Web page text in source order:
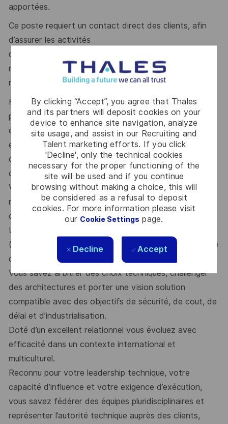
By clicking “Accept”, you agree that Thales
and its partners will deposit cookies on your
device to enhance site navigation, analyze
site usage, and assist in our Recruiting and
Talent marketing efforts. If you click
'Decline', only the technical cookies
necessary for the proper functioning of the
site will be used and if you continue
browsing without making a choice, this will
be considered as a refusal to deposit
cookies. For more information please visit
our Cookie Settings page.
Decline Accept
apportées.
Ce poste requiert un contact direct des clients, afin
d’assurer les activités
d’accompagnement, d’évaluation et de pilotage et
nécessite donc des déplacements et des séjours
réguliers sur site (Moyen-Orient).
Fort(e) d’une expérience significative en architecture
produit, en ingénierie systèmecybersécurité ou en
évaluation de sécurité, idéalement dans des
environnements critiquesou souverains avec une
capacité démontrée à comprendre des systèmes
complexesmatériels et logiciels.
Vous maitrisez les problématiques de confiance
numérique, sécurité embarquée, decryptographie et
d’architecture matérielle & logicielle.
Une connaissance des référentiels d’évaluation
(Critères Communs, méthodologied’assurance, Analyse
de risque, certifications) constituerait un atout majeur.
Vous savez arbitrer des choix techniques, challenger
des architectures et porter une vision solution
compatible avec des objectifs de sécurité, de cout, de
délai et d’industrialisation.
Doté d’un excellent relationnel vous évoluez avec
efficacité dans un contexte international et
multiculturel.
Reconnu pour votre leadership technique, votre
capacité d’influence et votre exigence d’exécution,
vous savez fédérer des équipes pluridisciplinaires et
représenter l’autorité technique auprès des clients,